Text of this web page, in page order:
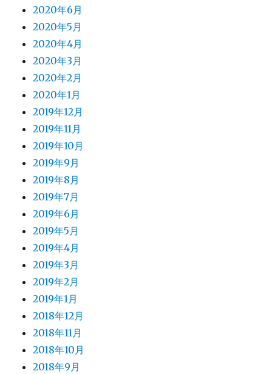
2020年6月
2020年5月
2020年4月
2020年3月
2020年2月
2020年1月
2019年12月
2019年11月
2019年10月
2019年9月
2019年8月
2019年7月
2019年6月
2019年5月
2019年4月
2019年3月
2019年2月
2019年1月
2018年12月
2018年11月
2018年10月
2018年9月